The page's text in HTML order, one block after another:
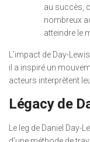
au succès,
nombreux
atteindre le
L’impact de Day-
il a inspiré un
acteurs interprètent
Légacy de
Le leg de Daniel